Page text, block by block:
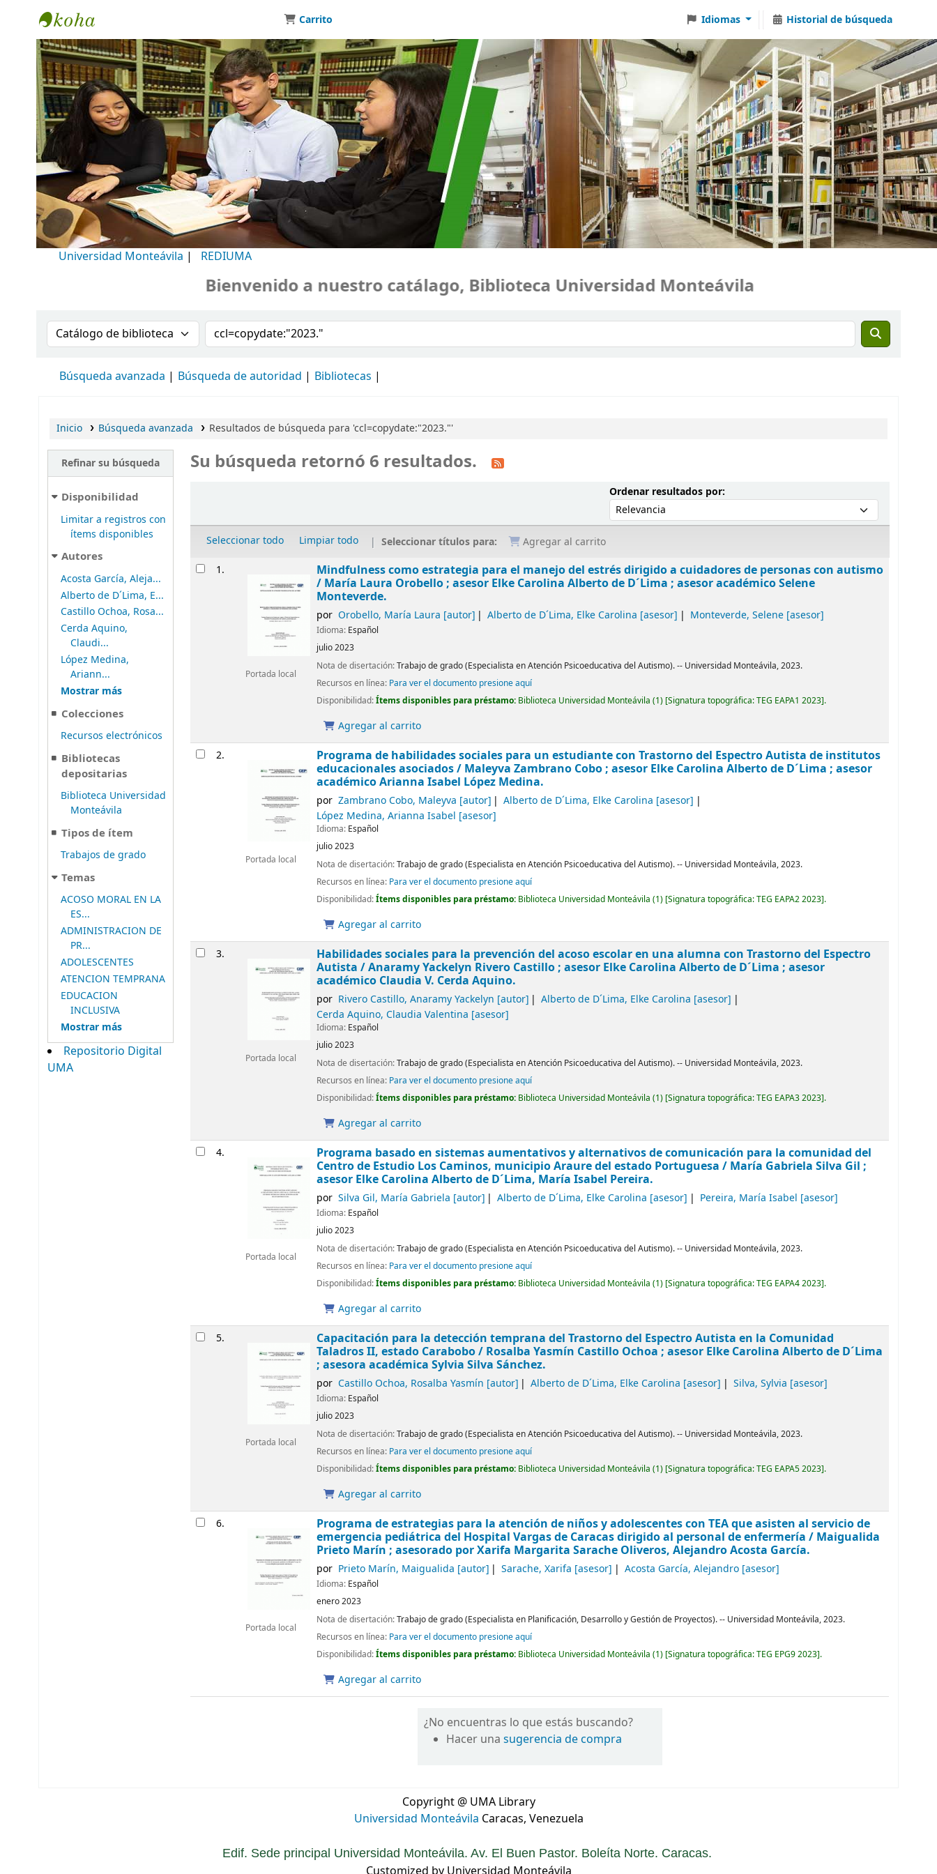
Biblioteca Universidad Monteávila
Carrito Idiomas Historial de búsqueda
Universidad Monteávila | REDIUMA
Bienvenido a nuestro catálago, Biblioteca Universidad Monteávila
Buscar en el catálogo por:Buscar en el catálogo
Búsqueda avanzada Búsqueda de autoridad Bibliotecas
Inicio Búsqueda avanzada Resultados de búsqueda para 'ccl=copydate:"2023."'
Refinar su búsqueda
Disponibilidad
Limitar a registros con
ítems disponibles
Autores
Acosta García, Aleja...
Alberto de D´Lima, E...
Castillo Ochoa, Rosa...
Cerda Aquino,
Claudi...
López Medina,
Ariann...
Mostrar más
Colecciones
Recursos electrónicos
Bibliotecas
depositarias
Biblioteca Universidad
Monteávila
Tipos de ítem
Trabajos de grado
Temas
ACOSO MORAL EN LA
ES...
ADMINISTRACION DE
PR...
ADOLESCENTES
ATENCION TEMPRANA
EDUCACION
INCLUSIVA
Mostrar más
Repositorio Digital
UMA
Su búsqueda retornó 6 resultados.
Ordenar resultados por:Ordenar por:
Seleccionar todo Limpiar todo Seleccionar títulos para: Agregar al carrito
Resultados
1.
Portada local
Mindfulness como estrategia para el manejo del estrés dirigido a cuidadores de personas con autismo
/ María Laura Orobello ; asesor Elke Carolina Alberto de D´Lima ; asesor académico Selene
Monteverde.
por Orobello, María Laura [autor] Alberto de D´Lima, Elke Carolina [asesor] Monteverde, Selene [asesor]
Idioma: Español
julio 2023
Nota de disertación:Trabajo de grado (Especialista en Atención Psicoeducativa del Autismo). -- Universidad Monteávila, 2023.
Recursos en línea: Para ver el documento presione aquí
Disponibilidad:Ítems disponibles para préstamo: Biblioteca Universidad Monteávila (1) Signatura topográfica:TEG EAPA1 2023 .
Agregar al carrito
2.
Portada local
Programa de habilidades sociales para un estudiante con Trastorno del Espectro Autista de institutos
educacionales asociados/ Maleyva Zambrano Cobo ; asesor Elke Carolina Alberto de D´Lima ; asesor
académico Arianna Isabel López Medina.
por Zambrano Cobo, Maleyva [autor] Alberto de D´Lima, Elke Carolina [asesor]
López Medina, Arianna Isabel [asesor]
Idioma: Español
julio 2023
Nota de disertación:Trabajo de grado (Especialista en Atención Psicoeducativa del Autismo). -- Universidad Monteávila, 2023.
Recursos en línea: Para ver el documento presione aquí
Disponibilidad:Ítems disponibles para préstamo: Biblioteca Universidad Monteávila (1) Signatura topográfica:TEG EAPA2 2023 .
Agregar al carrito
3.
Portada local
Habilidades sociales para la prevención del acoso escolar en una alumna con Trastorno del Espectro
Autista/ Anaramy Yackelyn Rivero Castillo ; asesor Elke Carolina Alberto de D´Lima ; asesor
académico Claudia V. Cerda Aquino.
por Rivero Castillo, Anaramy Yackelyn [autor] Alberto de D´Lima, Elke Carolina [asesor]
Cerda Aquino, Claudia Valentina [asesor]
Idioma: Español
julio 2023
Nota de disertación:Trabajo de grado (Especialista en Atención Psicoeducativa del Autismo). -- Universidad Monteávila, 2023.
Recursos en línea: Para ver el documento presione aquí
Disponibilidad:Ítems disponibles para préstamo: Biblioteca Universidad Monteávila (1) Signatura topográfica:TEG EAPA3 2023 .
Agregar al carrito
4.
Portada local
Programa basado en sistemas aumentativos y alternativos de comunicación para la comunidad del
Centro de Estudio Los Caminos, municipio Araure del estado Portuguesa/ María Gabriela Silva Gil ;
asesor Elke Carolina Alberto de D´Lima, María Isabel Pereira.
por Silva Gil, María Gabriela [autor] Alberto de D´Lima, Elke Carolina [asesor] Pereira, María Isabel [asesor]
Idioma: Español
julio 2023
Nota de disertación:Trabajo de grado (Especialista en Atención Psicoeducativa del Autismo). -- Universidad Monteávila, 2023.
Recursos en línea: Para ver el documento presione aquí
Disponibilidad:Ítems disponibles para préstamo: Biblioteca Universidad Monteávila (1) Signatura topográfica:TEG EAPA4 2023 .
Agregar al carrito
5.
Portada local
Capacitación para la detección temprana del Trastorno del Espectro Autista en la Comunidad
Taladros II, estado Carabobo/ Rosalba Yasmín Castillo Ochoa ; asesor Elke Carolina Alberto de D´Lima
; asesora académica Sylvia Silva Sánchez.
por Castillo Ochoa, Rosalba Yasmín [autor] Alberto de D´Lima, Elke Carolina [asesor] Silva, Sylvia [asesor]
Idioma: Español
julio 2023
Nota de disertación:Trabajo de grado (Especialista en Atención Psicoeducativa del Autismo). -- Universidad Monteávila, 2023.
Recursos en línea: Para ver el documento presione aquí
Disponibilidad:Ítems disponibles para préstamo: Biblioteca Universidad Monteávila (1) Signatura topográfica:TEG EAPA5 2023 .
Agregar al carrito
6.
Portada local
Programa de estrategias para la atención de niños y adolescentes con TEA que asisten al servicio de
emergencia pediátrica del Hospital Vargas de Caracas dirigido al personal de enfermería/ Maigualida
Prieto Marín ; asesorado por Xarifa Margarita Sarache Oliveros, Alejandro Acosta García.
por Prieto Marín, Maigualida [autor] Sarache, Xarifa [asesor] Acosta García, Alejandro [asesor]
Idioma: Español
enero 2023
Nota de disertación:Trabajo de grado (Especialista en Planificación, Desarrollo y Gestión de Proyectos). -- Universidad Monteávila, 2023.
Recursos en línea: Para ver el documento presione aquí
Disponibilidad:Ítems disponibles para préstamo: Biblioteca Universidad Monteávila (1) Signatura topográfica:TEG EPG9 2023 .
Agregar al carrito
¿No encuentras lo que estás buscando?
Hacer unasugerencia de compra
Copyright @ UMA Library
Universidad Monteávila Caracas, Venezuela
Edif. Sede principal Universidad Monteávila. Av. El Buen Pastor. Boleíta Norte. Caracas.